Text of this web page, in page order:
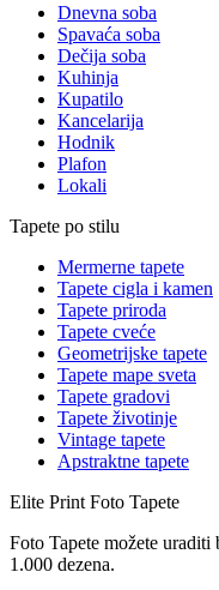
Dnevna soba
Spavaća soba
Dečija soba
Kuhinja
Kupatilo
Kancelarija
Hodnik
Plafon
Lokali
Tapete po stilu
Mermerne tapete
Tapete cigla i kamen
Tapete priroda
Tapete cveće
Geometrijske tapete
Tapete mape sveta
Tapete gradovi
Tapete životinje
Vintage tapete
Apstraktne tapete
Elite Print Foto Tapete
Foto Tapete možete
1.000 dezena.